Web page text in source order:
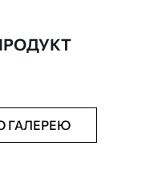
покриття.
ГАЛЕРЕЮ